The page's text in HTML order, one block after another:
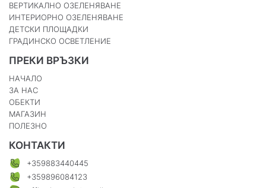
ВЕРТИКАЛНО ОЗЕЛЕНЯВАНЕ
ИНТЕРИОРНО ОЗЕЛЕНЯВАНЕ
ДЕТСКИ ПЛОЩАДКИ
ГРАДИНСКО ОСВЕТЛЕНИЕ
ПРЕКИ ВРЪЗКИ
НАЧАЛО
ЗА НАС
ОБЕКТИ
МАГАЗИН
ПОЛЕЗНО
КОНТАКТИ
+359883440445
+359896084123